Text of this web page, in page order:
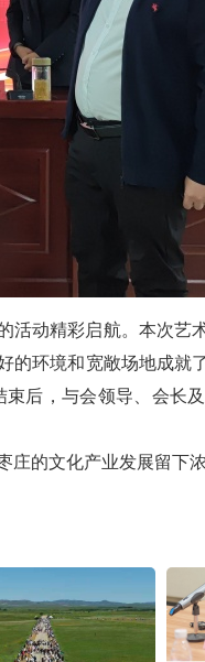
活动精彩启航。本次艺
的环境和宽敞场地成就
后，与会领导、会长
的文化产业发展留下浓